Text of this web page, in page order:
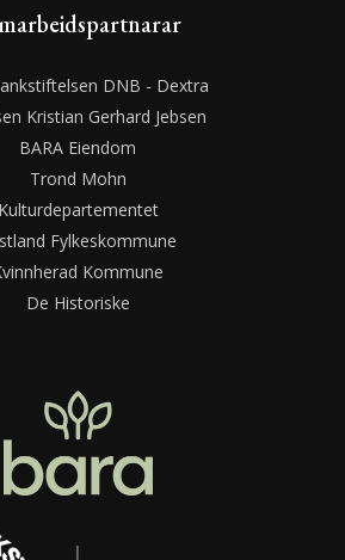
DNB - Dextra
Kristian Gerhard Jebsen
BARA Eiendom
Trond Mohn
Kulturdepartementet
Fylkeskommune
Kommune
De Historiske